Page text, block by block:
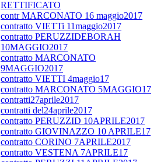
RETTIFICATO
contr MARCONATO 16 maggio2017
contratto VIETTi 11maggio2017
contratto PERUZZIDEBORAH
10MAGGIO2017
contratto MARCONATO
9MAGGIO2017
contratto VIETTI 4maggio17
contratto MARCONATO 5MAGGIO17
contratti27aprile2017
contratti del24aprile2017
contratto PERUZZID 10APRILE2017
contratto GIOVINAZZO 10 APRILE17
contratto CORINO 7APRILE2017
contratto VESTENA 7APRILE17